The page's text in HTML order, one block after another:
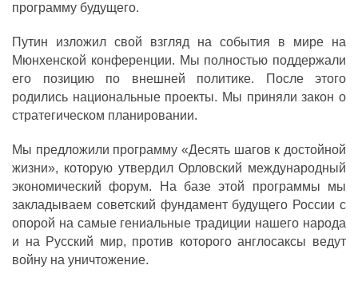
программу будущего.
Путин изложил свой взгляд на события в мире на
Мюнхенской конференции. Мы полностью поддержали
его позицию по внешней политике. После этого
родились национальные проекты. Мы приняли закон о
стратегическом планировании.
Мы предложили программу «Десять шагов к достойной
жизни», которую утвердил Орловский международный
экономический форум. На базе этой программы мы
закладываем советский фундамент будущего России с
опорой на самые гениальные традиции нашего народа
и на Русский мир, против которого англосаксы ведут
войну на уничтожение.